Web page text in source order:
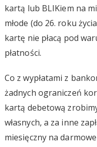
kartą lub BLIKiem na
młode (do 26. roku
kartę nie płacą pod
płatności.
Co z wypłatami z
żadnych ograniczeń
kartą debetową
własnych, a za inne
miesięczny na